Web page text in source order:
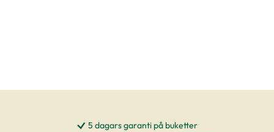
5 dagars garanti på buketter